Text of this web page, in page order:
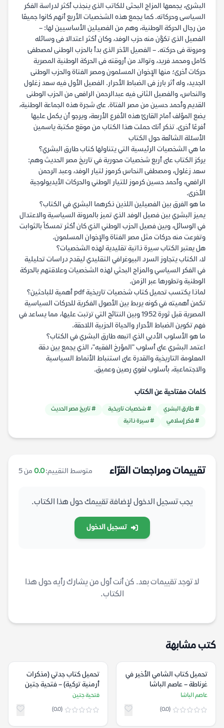
البشرى، يجمعها المزاج البحثى للكاتب الذى ينجذب أكثر لدراسة الفكر
السياسى وحركاته. كما يجمع هذه الشخصيات الأربع أنهم كانوا جميعًا
من رجال الحركة الوطنية، وهم من الفصيلين الأساسيين لها: –
الفصيل الذى تكوَّن منه حزب الوفد، وكان أكثر اعتدالا فى وسائله
ومرونة فى حركته. – الفصيل الآخر الذى بدأ بالحزب الوطنى لمصطفى
كامل ومحمد فريد، وتوالد من أروقته فى الحركة الوطنية المصرية
حركات أخرى؛ منها الإخوان المسلمون ومصر الفتاة والحزب الوطنى
الجديد، وله أثر بارز فى الضباط الأحرار. الفصيل الأول فيه سعد زغلول
والنحاس، والفصيل الثانى فيه عبدالرحمن الرافعى من الحزب الوطنى
القديم وأحمد حسين من مصر الفتاة. على شجرة هذه الجماعة الوطنية،
يضع المؤلف أمام القارئ هذه الأفرع الأربعة، ويرجو أن يكمل عليها
أفرعًا أخرى. تذكر أنك حملت هذا الكتاب من موقع مكتبة ياسمين
الأسئلة الشائعة حول الكتاب
ما هي الشخصيات الرئيسية التي يتناولها كتاب طارق البشري؟
يركز الكتاب على أربع شخصيات محورية في تاريخ مصر الحديث وهم:
سعد زغلول، ومصطفى النحاس كرموز لتيار الوفد، وعبد الرحمن
الرافعي، وأحمد حسين كرموز للتيار الوطني والحركات الأيديولوجية
الأخرى.
ما هو الفرق بين الفصيلين اللذين ذكرهما البشري في الكتاب؟
يميز البشري بين فصيل الوفد الذي تميز بالمرونة السياسية والاعتدال
في الوسائل، وبين فصيل الحزب الوطني الذي كان أكثر تمسكاً بالثوابت
وتفرعت منه حركات مثل مصر الفتاة والإخوان المسلمون.
هل يعتبر الكتاب سيرة ذاتية تقليدية لهذه الشخصيات؟
لا، الكتاب يتجاوز السرد البيوغرافي التقليدي ليقدم دراسات تحليلية
في الفكر السياسي والمزاج البحثي لهذه الشخصيات وعلاقتهم بالحركة
الوطنية وتطورها عبر الزمن.
لماذا يكتسب تحميل كتاب شخصيات تاريخية pdf أهمية للباحثين؟
تكمن أهميته في كونه يربط بين الأصول الفكرية للحركات السياسية
المصرية قبل ثورة 1952 وبين النتائج التي ترتبت عليها، مما يساعد في
فهم تكوين الضباط الأحرار والحياة الحزبية اللاحقة.
ما هو الأسلوب الأدبي الذي اتبعه طارق البشري في الكتاب؟
اعتمد البشري على أسلوب "المؤرخ الفقيه"، الذي يجمع بين دقة
المعلومة التاريخية والقدرة على استنباط الأنماط السياسية
والاجتماعية، بأسلوب لغوي رصين وعميق.
كلمات مفتاحية عن الكتاب
# طارق البشري # شخصيات تاريخية
# تاريخ مصر الحديث
# فكر إسلامي
# سيرة ذاتية
تقييمات ومراجعات القرّاء متوسط التقييم:0.0 من 5
يجب تسجيل الدخول لإضافة تقييمك حول هذا الكتاب.
تسجيل الدخول
لا توجد تقييمات بعد. كن أنت أول من يشارك رأيه حول هذا
الكتاب.
كتب مشابهة
تحميل كتاب الشامي الأخير في
غرناطة – عاصم الباشا
عاصم الباشا
(0.0)
تحميل كتاب جدتي (مذكرات
أرمنية تركية) – فتحية جتين
فتحية جتين
(0.0)